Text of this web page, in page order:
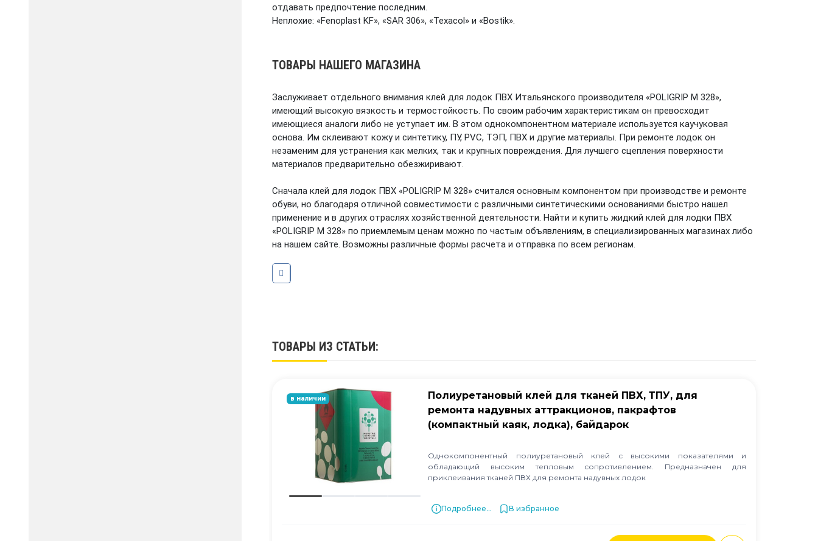
отдавать предпочтение последним.
Неплохие: «Fenoplast KF», «SAR 306», «Теxacol» и «Bostik».
ТОВАРЫ НАШЕГО МАГАЗИНА
Заслуживает отдельного внимания клей для лодок ПВХ Итальянского производителя «POLIGRIP M 328»,
имеющий высокую вязкость и термостойкость. По своим рабочим характеристикам он превосходит
имеющиеся аналоги либо не уступает им. В этом однокомпонентном материале используется каучуковая
основа. Им склеивают кожу и синтетику, ПУ, PVC, ТЭП, ПВХ и другие материалы. При ремонте лодок он
незаменим для устранения как мелких, так и крупных повреждения. Для лучшего сцепления поверхности
материалов предварительно обезжиривают.
Сначала клей для лодок ПВХ «POLIGRIP M 328» считался основным компонентом при производстве и ремонте
обуви, но благодаря отличной совместимости с различными синтетическими основаниями быстро нашел
применение и в других отраслях хозяйственной деятельности. Найти и купить жидкий клей для лодки ПВХ
«POLIGRIP M 328» по приемлемым ценам можно по частым объявлениям, в специализированных магазинах либо
на нашем сайте. Возможны различные формы расчета и отправка по всем регионам.
ТОВАРЫ ИЗ СТАТЬИ:
в наличии
Полиуретановый клей для тканей ПВХ, ТПУ, для
ремонта надувных аттракционов, пакрафтов
(компактный каяк, лодка), байдарок
Однокомпонентный полиуретановый клей с высокими показателями и
обладающий высоким тепловым сопротивлением. Предназначен для
приклеивания тканей ПВХ для ремонта надувных лодок
Подробнее... В избранное